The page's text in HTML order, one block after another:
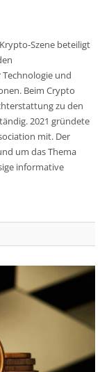
Szene beteiligt
und
Beim Crypto
zu den
2021 gründete
mit. Der
um das Thema
informative